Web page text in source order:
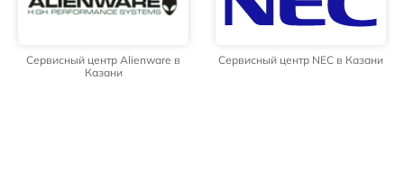
Сервисный центр Alienware в
Казани
Сервисный центр NEC в Казани